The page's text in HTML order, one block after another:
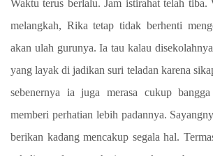
Waktu terus berlalu. Jam istirahat telah tiba.
melangkah, Rika tetap tidak berhenti
akan ulah gurunya. Ia tau kalau
yang layak di jadikan suri teladan karena
sebenernya ia juga merasa cukup
memberi perhatian lebih padannya.
berikan kadang mencakup segala hal.